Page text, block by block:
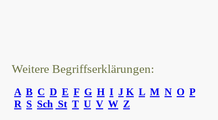
Weitere Begriffserklärungen:
A B C D E F G H I J K L M N O P
R S Sch St T U V W Z